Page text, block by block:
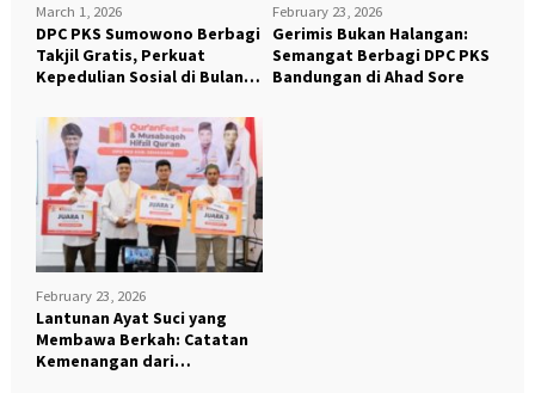
March 1, 2026
DPC PKS Sumowono Berbagi
Takjil Gratis, Perkuat
Kepedulian Sosial di Bulan
February 23, 2026
Gerimis Bukan Halangan:
Semangat Berbagi DPC PKS
Bandungan di Ahad Sore
February 23, 2026
Lantunan Ayat Suci yang
Membawa Berkah: Catatan
Kemenangan dari